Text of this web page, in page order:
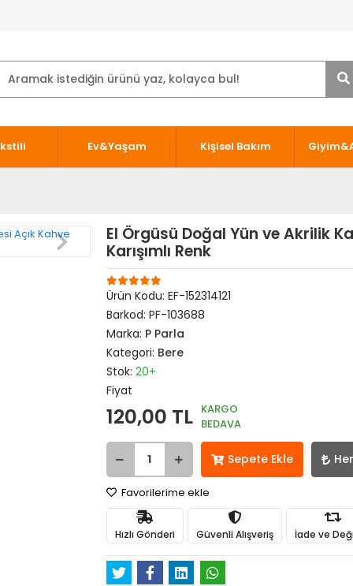
Ev&Yaşam Kişisel Bakım
El Örgüsü Doğal Yün ve Akrilik
Karışımlı Renk
Ürün Kodu: EF-152314121
Barkod: PF-103688
Marka: P Parla
Kategori: Bere
Stok: 20+
Fiyat
120,00 TL KARGO
BEDAVA
Sepete Ekle
Favorilerime ekle
Hızlı Gönderi Güvenli Alışveriş İade ve